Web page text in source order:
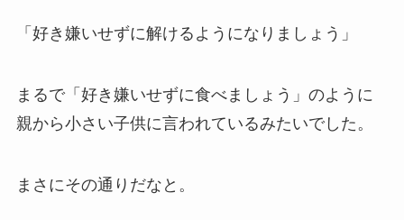
「好き嫌いせずに解けるようになりましょう」
まるで「好き嫌いせずに食べましょう」のように
親から小さい子供に言われているみたいでした。
まさにその通りだなと。